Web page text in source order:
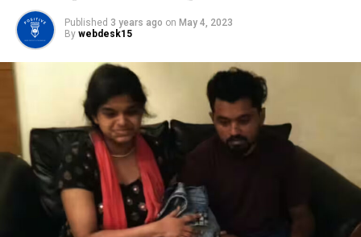
Published 3 years ago on May 4, 2023
By webdesk15